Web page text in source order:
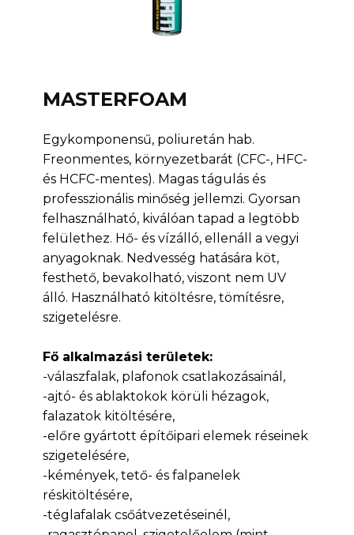
MASTERFOAM
Egykomponensű, poliuretán hab.
Freonmentes, környezetbarát (CFC-, HFC-
és HCFC-mentes). Magas tágulás és
professzionális minőség jellemzi. Gyorsan
felhasználható, kiválóan tapad a legtöbb
felülethez. Hő- és vízálló, ellenáll a vegyi
anyagoknak. Nedvesség hatására köt,
festhető, bevakolható, viszont nem UV
álló. Használható kitöltésre, tömítésre,
szigetelésre.
Fő alkalmazási területek:
-válaszfalak, plafonok csatlakozásainál,
-ajtó- és ablaktokok körüli hézagok,
falazatok kitöltésére,
-előre gyártott építőipari elemek réseinek
szigetelésére,
-kémények, tető- és falpanelek
réskitöltésére,
-téglafalak csőátvezetéseinél,